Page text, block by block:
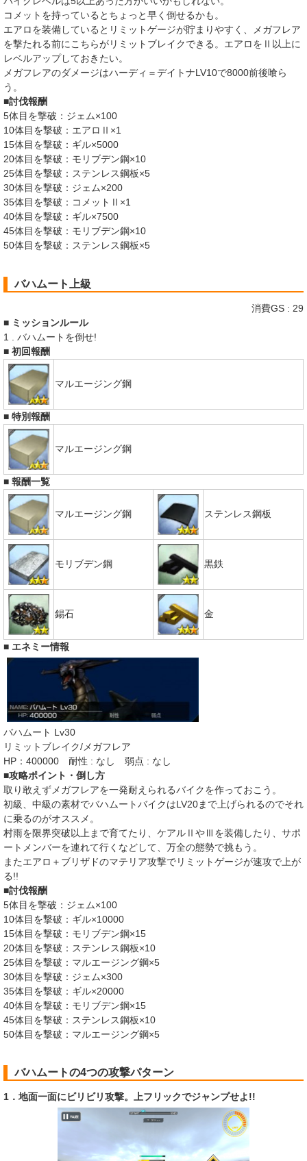
コメットを持っているとちょっと早く倒せるかも。
エアロを装備しているとリミットゲージが貯まりやすく、メガフレア
を撃たれる前にこちらがリミットブレイクできる。エアロをⅡ以上に
レベルアップしておきたい。
メガフレアのダメージはハーディ＝デイトナLV10で8000前後喰ら
う。
■討伐報酬
5体目を撃破：ジェム×100
10体目を撃破：エアロⅡ×1
15体目を撃破：ギル×5000
20体目を撃破：モリブデン鋼×10
25体目を撃破：ステンレス鋼板×5
30体目を撃破：ジェム×200
35体目を撃破：コメットⅡ×1
40体目を撃破：ギル×7500
45体目を撃破：モリブデン鋼×10
50体目を撃破：ステンレス鋼板×5
バハムート上級
​消費GS : 29
■ ミッションルール
1 . バハムートを倒せ!
■ 初回報酬
マルエージング鋼
■ 特別報酬
マルエージング鋼
■ 報酬一覧
マルエージング鋼 ステンレス鋼板
モリブデン鋼 黒鉄
錫石 金
■ エネミー情報
バハムート Lv30
リミットブレイク/メガフレア
HP：400000 耐性 : なし 弱点 : なし
■攻略ポイント・倒し方
取り敢えずメガフレアを一発耐えられるバイクを作っておこう。
初級、中級の素材でバハムートバイクはLV20まで上げられるのでそれ
に乗るのがオススメ。
村雨を限界突破以上まで育てたり、ケアルⅡやⅢを装備したり、サポ
ートメンバーを連れて行くなどして、万全の態勢で挑もう。
またエアロ＋ブリザドのマテリア攻撃でリミットゲージが速攻で上が
る!!
■討伐報酬
5体目を撃破：ジェム×100
10体目を撃破：ギル×10000
15体目を撃破：モリブデン鋼×15
20体目を撃破：ステンレス鋼板×10
25体目を撃破：マルエージング鋼×5
30体目を撃破：ジェム×300
35体目を撃破：ギル×20000
40体目を撃破：モリブデン鋼×15
45体目を撃破：ステンレス鋼板×10
50体目を撃破：マルエージング鋼×5
バハムートの4つの攻撃パターン
1．地面一面にビリビリ攻撃。上フリックでジャンプせよ!!